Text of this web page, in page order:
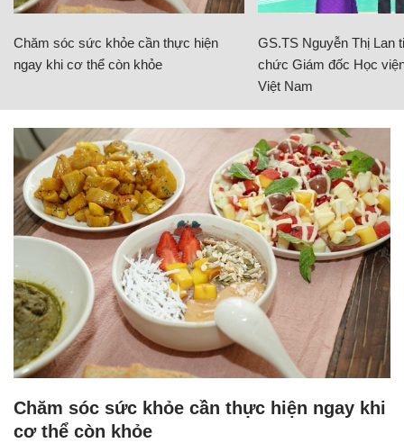
Chăm sóc sức khỏe cần thực hiện
ngay khi cơ thể còn khỏe
GS.TS Nguyễn Thị Lan
chức Giám đốc Học
Việt Nam
Chăm sóc sức khỏe cần thực hiện ngay khi
cơ thể còn khỏe